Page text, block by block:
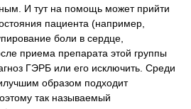
И тут на помощь может прийти
пациента (например,
боли в сердце,
приема препарата этой группы
ГЭРБ или его исключить. Среди
образом подходит
так называемый